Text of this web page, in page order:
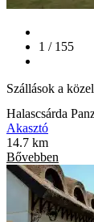
1 / 155
Szállások a
Halascsárda
Akasztó
14.7 km
Bővebben